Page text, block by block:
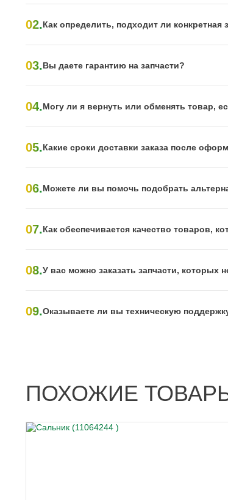
02.Как определить, подходит ли конкретная
03.Вы даете гарантию на запчасти?
04.Могу ли я вернуть или обменять товар,
05.Какие сроки доставки заказа после
06.Можете ли вы помочь подобрать
07.Как обеспечивается качество товаров,
08.У вас можно заказать запчасти, которых
09.Оказываете ли вы техническую
ПОХОЖИЕ